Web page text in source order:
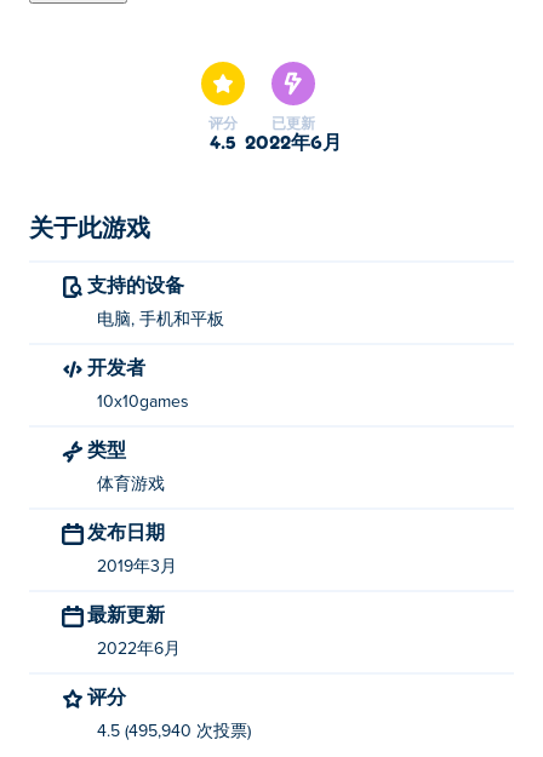
评分
4.5
已更新
2022年6月
关于此游戏
支持的设备
电脑, 手机和平板
开发者
10x10games
类型
体育游戏
发布日期
2019年3月
最新更新
2022年6月
评分
4.5 (495,940 次投票)